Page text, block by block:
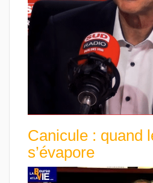
Canicule : quand
s’évapore